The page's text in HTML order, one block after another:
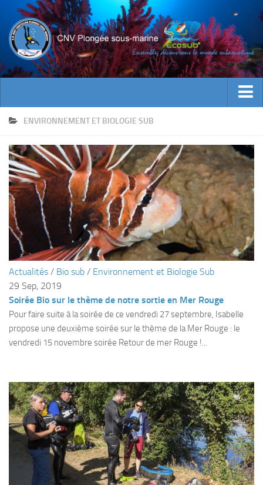
ACTUALITES
INFOS CNV
Bienvenue
Contacts
Documents utiles
Encadrement
Historique
ECOLE DE PLONGEE
Jeune plongeur
Plongeur N3
Maintien des acquis
Guide de palanquée N4
Initiateur
Moniteur Fédéral
ENVIRONNEMENT ET BIOLOGIE SUB
Actualités / Bio sub / Environnement et Biologie Sub
29 Sep, 2019
Soirée Bio sur le thème de notre sortie en Mer Rouge
Pour faire suite à la soirée de ce vendredi 27 septembre, Isabelle
propose une deuxième soirée sur le thème de la Mer Rouge : le
vendredi 15 novembre soirée Retour de mer Rouge !...